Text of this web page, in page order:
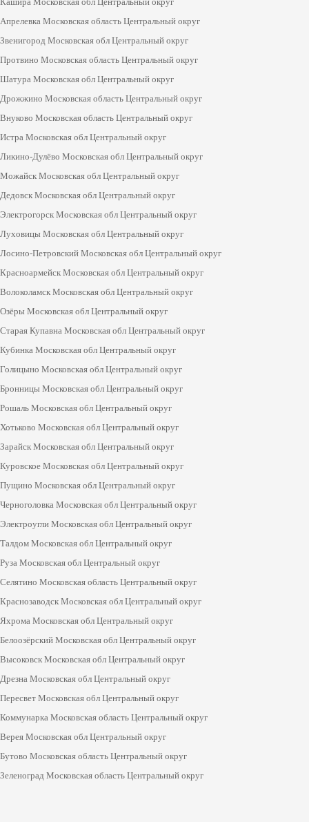
Апрелевка Московская область Центральный округ
Звенигород Московская обл Центральный округ
Протвино Московская область Центральный округ
Шатура Московская обл Центральный округ
Дрожжино Московская область Центральный округ
Внуково Московская область Центральный округ
Истра Московская обл Центральный округ
Ликино-Дулёво Московская обл Центральный округ
Можайск Московская обл Центральный округ
Дедовск Московская обл Центральный округ
Электрогорск Московская обл Центральный округ
Луховицы Московская обл Центральный округ
Лосино-Петровский Московская обл Центральный округ
Красноармейск Московская обл Центральный округ
Волоколамск Московская обл Центральный округ
Озёры Московская обл Центральный округ
Старая Купавна Московская обл Центральный округ
Кубинка Московская обл Центральный округ
Голицыно Московская обл Центральный округ
Бронницы Московская обл Центральный округ
Рошаль Московская обл Центральный округ
Хотьково Московская обл Центральный округ
Зарайск Московская обл Центральный округ
Куровское Московская обл Центральный округ
Пущино Московская обл Центральный округ
Черноголовка Московская обл Центральный округ
Электроугли Московская обл Центральный округ
Талдом Московская обл Центральный округ
Руза Московская обл Центральный округ
Селятино Московская область Центральный округ
Краснозаводск Московская обл Центральный округ
Яхрома Московская обл Центральный округ
Белоозёрский Московская обл Центральный округ
Высоковск Московская обл Центральный округ
Дрезна Московская обл Центральный округ
Пересвет Московская обл Центральный округ
Коммунарка Московская область Центральный округ
Верея Московская обл Центральный округ
Бутово Московская область Центральный округ
Зеленоград Московская область Центральный округ